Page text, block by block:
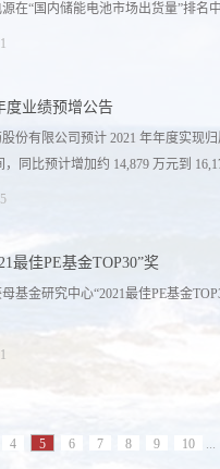
在“国内储能电池市场出货量”排名
度业绩预增公告
份有限公司预计 2021 年年度实现
同比预计增加约 14,879 万元到
最佳PE基金TOP30”奖
基金研究中心“2021最佳PE基金
4 5 6 7 8 9 10